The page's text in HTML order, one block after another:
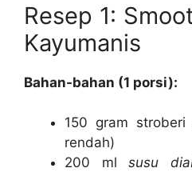
Resep 1:
Kayumanis
Bahan-bahan (1 porsi):
150 gram
rendah)
200 mlsusu